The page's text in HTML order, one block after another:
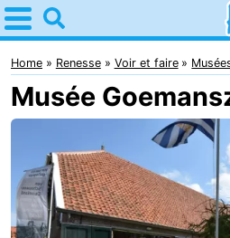
Home
Renesse
Astuces
les
enfants
Passer
la
Appartements
Home Renesse Voir et faire
Musée